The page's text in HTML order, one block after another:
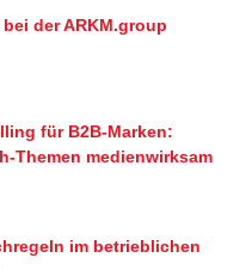
der ARKM.group
für B2B-Marken:
Themen medienwirksam
im betrieblichen